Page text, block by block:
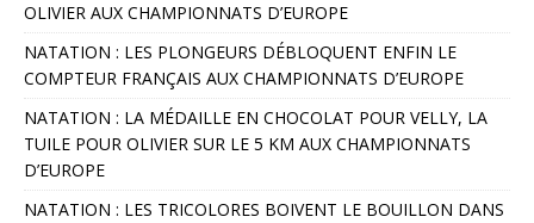
OLIVIER AUX CHAMPIONNATS D’EUROPE
NATATION : LES PLONGEURS DÉBLOQUENT ENFIN LE
COMPTEUR FRANÇAIS AUX CHAMPIONNATS D’EUROPE
NATATION : LA MÉDAILLE EN CHOCOLAT POUR VELLY, LA
TUILE POUR OLIVIER SUR LE 5 KM AUX CHAMPIONNATS
D’EUROPE
NATATION : LES TRICOLORES BOIVENT LE BOUILLON DANS